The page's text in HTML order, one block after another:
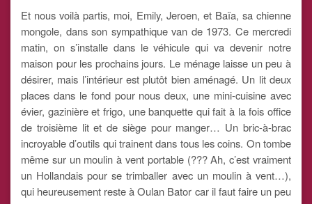
Et nous voilà partis, moi, Emily, Jeroen, et Baïa, sa chienne
mongole, dans son sympathique van de 1973. Ce mercredi
matin, on s’installe dans le véhicule qui va devenir notre
maison pour les prochains jours. Le ménage laisse un peu à
désirer, mais l’intérieur est plutôt bien aménagé. Un lit deux
places dans le fond pour nous deux, une mini-cuisine avec
évier, gazinière et frigo, une banquette qui fait à la fois office
de troisième lit et de siège pour manger… Un bric-à-brac
incroyable d’outils qui trainent dans tous les coins. On tombe
même sur un moulin à vent portable (??? Ah, c’est vraiment
un Hollandais pour se trimballer avec un moulin à vent…),
qui heureusement reste à Oulan Bator car il faut faire un peu